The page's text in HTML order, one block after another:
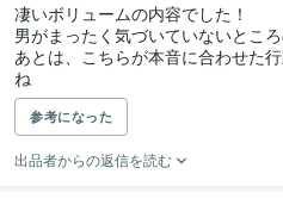
凄いボリュームの内容でした！
男がまったく気づいていないとこ
あとは、こちらが本音に合わせた
ね
参考になった
出品者からの返信を読む